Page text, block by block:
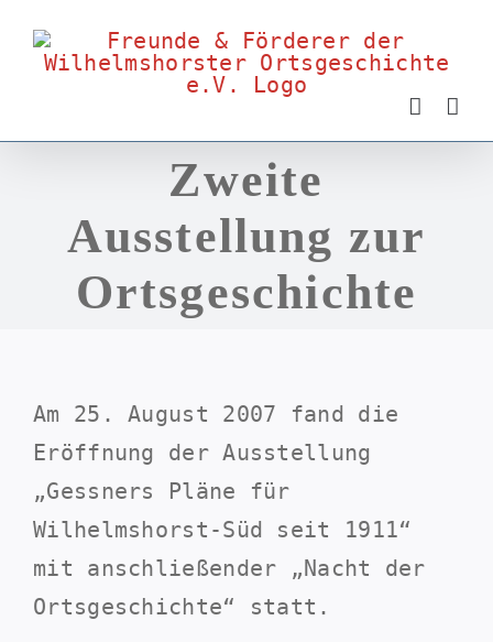
Inhalt
Zweite
Ausstellung zur
Ortsgeschichte
Am 25. August 2007 fand die
Eröffnung der Ausstellung
„Gessners Pläne für
Wilhelmshorst-Süd seit 1911“
mit anschließender „Nacht der
Ortsgeschichte“ statt.